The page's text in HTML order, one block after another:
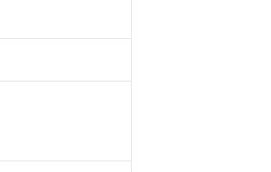
トについて、当社および当社の共同利用者
に必要な範囲で利用することをご了承くだ
"
って非含有を証明するものではありません。
応完了までの期間は出荷製品に未対応品が
キャンセル
い機種